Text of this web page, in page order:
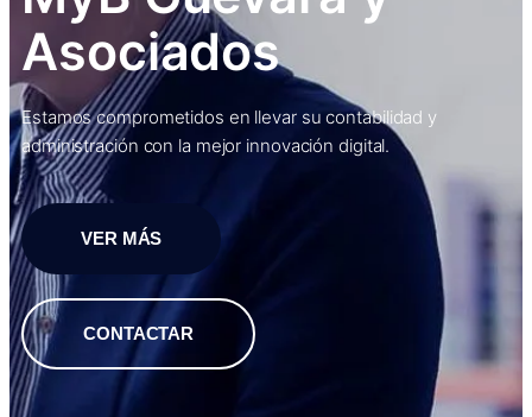
Asociados
Estamos comprometidos en llevar su contabilidad y
administración con la mejor innovación digital.
VER MÁS
CONTACTAR